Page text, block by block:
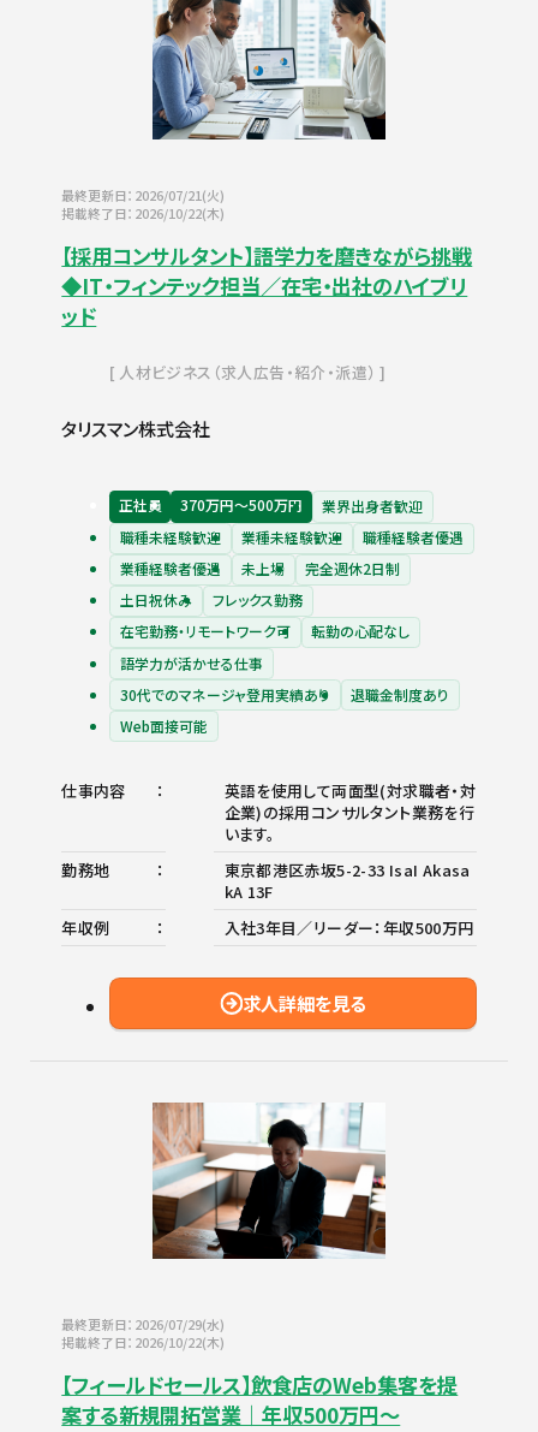
最終更新日：2026/07/21(火)
掲載終了日：2026/10/22(木)
【採用コンサルタント】語学力を磨きながら挑戦
◆IT・フィンテック担当／在宅・出社のハイブリ
ッド
人材ビジネス（求人広告・紹介・派遣）
タリスマン株式会社
正社員 370万円〜500万円
業界出身者歓迎
職種未経験歓迎
業種未経験歓迎
職種経験者優遇
業種経験者優遇
未上場
完全週休2日制
土日祝休み
フレックス勤務
在宅勤務・リモートワーク可
転勤の心配なし
語学力が活かせる仕事
30代でのマネージャ登用実績あり
退職金制度あり
Web面接可能
仕事内容
英語を使用して両面型(対求職者・対
企業)の採用コンサルタント業務を行
います。
勤務地
東京都港区赤坂5-2-33 IsaI Akasa
kA 13F
年収例
入社3年目／リーダー：年収500万円
求人詳細を見る
最終更新日：2026/07/29(水)
掲載終了日：2026/10/22(木)
【フィールドセールス】飲食店のWeb集客を提
案する新規開拓営業｜年収500万円～